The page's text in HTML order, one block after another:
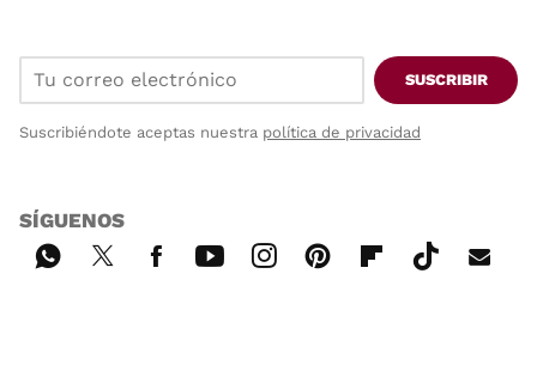
SUSCRIBIR
Suscribiéndote aceptas nuestra política de privacidad
SÍGUENOS